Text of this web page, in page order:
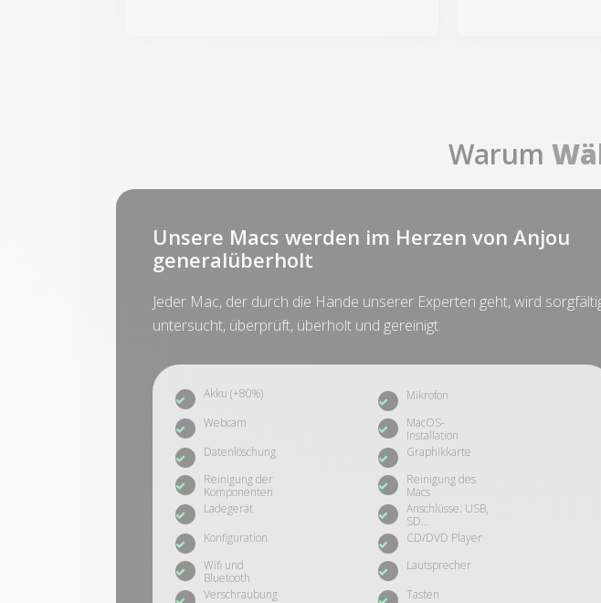
Warum
Unsere Macs werden im Herzen von Anjou
generalüberholt
Jeder Mac, der durch die Hände unserer Experten geht, wird
untersucht, überprüft, überholt und gereinigt.
Akku (+80%)
Mikrofon
Webcam
MacOS-
Installation
Datenlöschung
Graphikkarte
Reinigung der
Komponenten
Reinigung des
Macs
Ladegerät
Anschlüsse: USB,
SD...
Konfiguration
CD/DVD Player
Wifi und
Bluetooth
Lautsprecher
Verschraubung
Tasten